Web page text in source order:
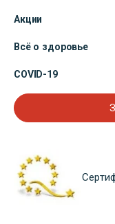
Акции
Всё о здоровье
COVID-19